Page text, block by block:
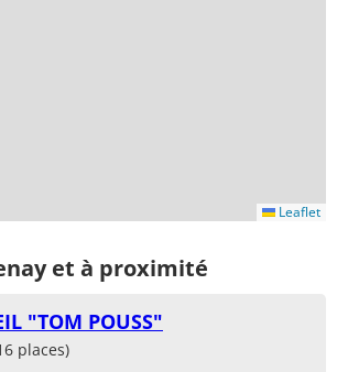
Leaflet
et à proximité
"TOM POUSS"
places)